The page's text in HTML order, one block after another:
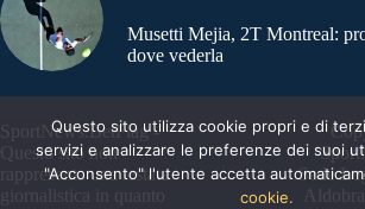
Musetti Mejia, 2T Montreal:
dove vederla
SportNews.BetFlag -
Questo sito non
rappresenta una testata
giornalistica in quanto
Sede
Questo sito utilizza cookie propri e di
servizi e analizzare le preferenze dei suoi
"Acconsento" l'utente accetta
cookie.